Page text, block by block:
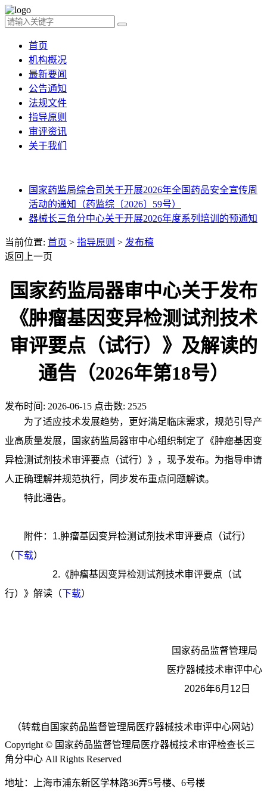
首页
机构概况
最新要闻
公告通知
法规文件
指导原则
审评资讯
关于我们
国家药监局综合司关于开展2026年全国药品安全宣传周
活动的通知（药监综〔2026〕59号）
器械长三角分中心关于开展2026年度系列培训的预通知
当前位置: 首页 > 指导原则 > 发布稿
返回上一页
国家药监局器审中心关于发布
《肿瘤基因变异检测试剂技术
审评要点（试行）》及解读的
通告（2026年第18号）
发布时间: 2026-06-15 点击数: 2525
为了适应技术发展趋势，更好满足临床需求，规范引导产
业高质量发展，国家药监局器审中心组织制定了《肿瘤基因变
异检测试剂技术审评要点（试行）》，现予发布。为指导申请
人正确理解并规范执行，同步发布重点问题解读。
特此通告。
附件：1.肿瘤基因变异检测试剂技术审评要点（试行）
（下载）
2.《肿瘤基因变异检测试剂技术审评要点（试
行）》解读（下载）
国家药品监督管理局
医疗器械技术审评中心
2026年6月12日
（转载自国家药品监督管理局医疗器械技术审评中心网站）
Copyright © 国家药品监督管理局医疗器械技术审评检查长三
角分中心 All Rights Reserved
地址：上海市浦东新区学林路36弄5号楼、6号楼